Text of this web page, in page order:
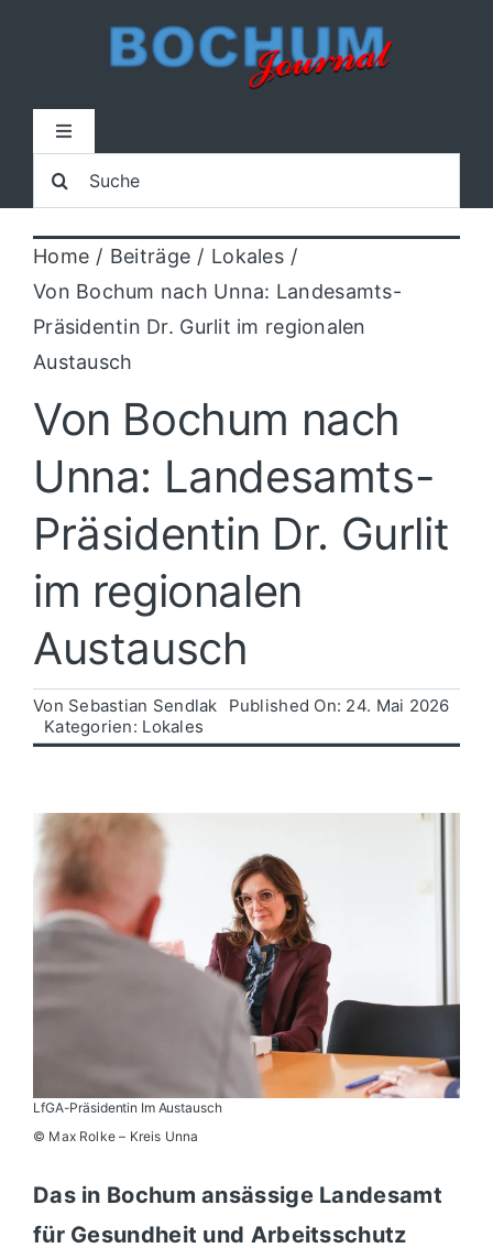
Toggle
Home
Lokal
Blaulicht
Sport
Kultur
Politik
Suche
nach:
Home Beiträge
Lokales
Von Bochum nach Unna: Landesamts-
Präsidentin Dr. Gurlit im regionalen
Austausch
Von Bochum nach
Unna: Landesamts-
Präsidentin Dr. Gurlit
im regionalen
Austausch
Von Sebastian Sendlak
Published On: 24. Mai 2026
Kategorien: Lokales
LfGA-Präsidentin Im Austausch
© Max Rolke – Kreis Unna
Das in Bochum ansässige Landesamt
für Gesundheit und Arbeitsschutz